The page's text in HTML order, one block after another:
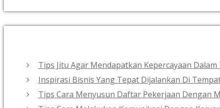
Tips Jitu Agar Mendapatkan Kepercayaan Dalam
Inspirasi Bisnis Yang Tepat Dijalankan Di
Tips Cara Menyusun Daftar Pekerjaan Dengan